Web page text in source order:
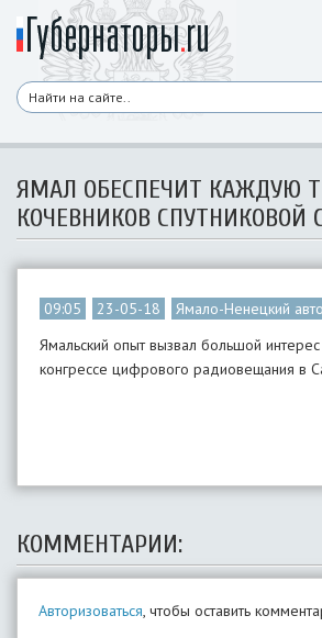
ЯМАЛ ОБЕСПЕЧИТ КАЖДУЮ
КОЧЕВНИКОВ СПУТНИКОВОЙ
09:05 23-05-18
Ямало-Ненецкий
Ямальский опыт вызвал большой
конгрессе цифрового радиовещания в
КОММЕНТАРИИ:
Авторизоваться, чтобы оставить